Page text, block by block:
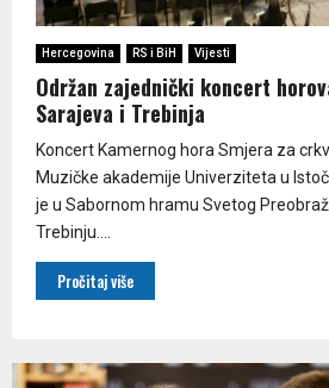
Hercegovina RS i BiH Vijesti
Održan zajednički koncert
Sarajeva i Trebinja
Koncert Kamernog hora Smjera za
Muzičke akademije Univerziteta u
je u Sabornom hramu Svetog
Trebinju....
Pročitaj više